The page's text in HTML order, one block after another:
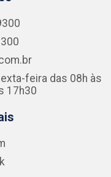
feira das 08h às
17h30